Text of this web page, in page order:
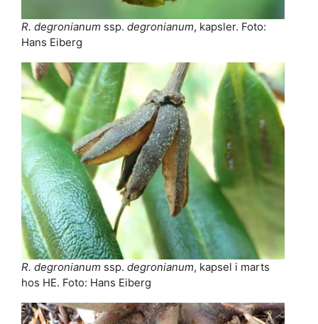
R. degronianum ssp. degronianum, kapsler. Foto:
Hans Eiberg
R. degronianum ssp. degronianum, kapsel i marts
hos HE. Foto: Hans Eiberg